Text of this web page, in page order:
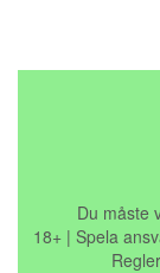
Du måste
18+ | Spela